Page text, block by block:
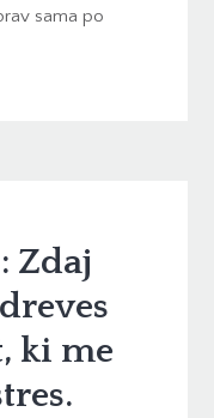
sama po
Zdaj
ki me